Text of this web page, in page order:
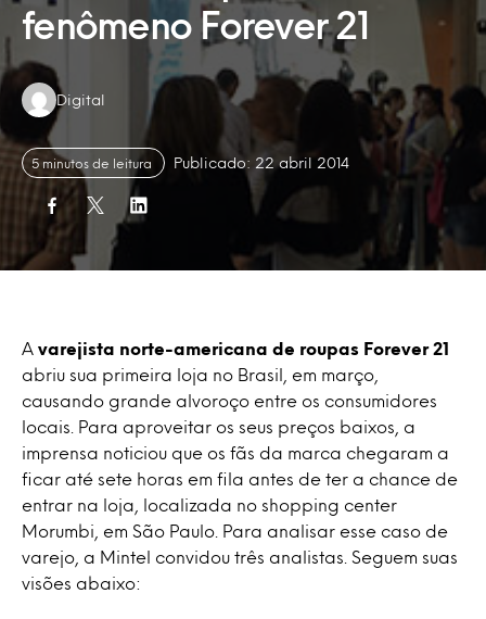
fenômeno Forever 21
Authors:
Digital
5 minutos de leitura Publicado: 22 abril 2014
A varejista norte-americana de roupas Forever 21
abriu sua primeira loja no Brasil, em março,
causando grande alvoroço entre os consumidores
locais. Para aproveitar os seus preços baixos, a
imprensa noticiou que os fãs da marca chegaram a
ficar até sete horas em fila antes de ter a chance de
entrar na loja, localizada no shopping center
Morumbi, em São Paulo. Para analisar esse caso de
varejo, a Mintel convidou três analistas. Seguem suas
visões abaixo: